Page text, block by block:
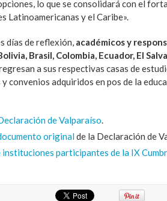
lo que se consolidará con el
Latinoamericanas y el Caribe».
días de reflexión, académicos y
Brasil, Colombia, Ecuador, El
regresan a sus respectivas casas de
convenios adquiridos en pos de la
de Valparaíso
originalde la Declaración de
instituciones participantes de la IX